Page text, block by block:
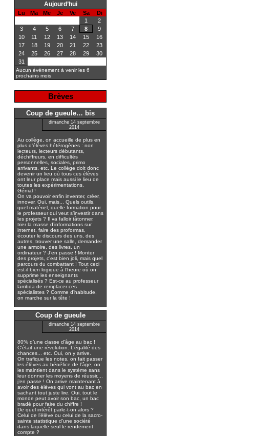
Aujourd’hui
Lu Ma Me Je Ve Sa
Di
1
2
3
4 5 6 7 8
9
10
11 12 13 14 15
16
17
18 19 20 21 22
23
24
25 26 27 28 29
30
31
Aucun évènement à venir les 6
prochains mois
Brèves
Coup de gueule… bis
dimanche 14 septembre
2014
Au collège, on accueille de plus en
plus d’élèves hétérogènes : non
lecteurs, lecteurs débutants,
déchiffreurs, en difficultés
personnelles, sociales, primo
arrivants, etc. Le collège doit donc
devenir un lieu où tous ces élèves
ont leur place mais aussi le lieu de
toutes les expérimentations.
Génial !
On va pouvoir enfin inventer, créer,
innover. Oui, mais... Quels outils,
quel matériel, quelle formation pour
le professeur qui veut s’investir dans
les projets ? Il va falloir tâtonner,
trier la masse d’informations sur
internet, faire des proformas,
écouter le discours des uns, des
autres, trouver une salle, demander
une armoire, des livres, un
ordinateur ? J’en passe ! Monter
des projets, c’est bien joli, mais quel
parcours du combattant ! Tout ceci
est-il bien logique à l’heure où on
supprime les enseignants
spécialisés ? Est-ce au professeur
lambda de remplacer ces
spécialistes ? Comme d’habitude,
on marche sur la tête !
Coup de gueule
dimanche 14 septembre
2014
80% d’une classe d’âge au bac !
C’était une révolution. L’égalité des
chances... etc. Oui, on y arrive.
On trafique les notes, on fait passer
les élèves au bénéfice de l’âge, on
les maintient dans le système sans
leur donner les moyens de réussir....
j’en passe ! On arrive maintenant à
avoir des élèves qui vont au bac en
sachant tout juste lire. Oui, tout le
monde peut avoir son bac, un bac
bradé pour faire du chiffre !
De quel intérêt parle-t-on alors ?
Celui de l’élève ou celui de la sacro-
sainte statistique d’une société
dans laquelle seul le rendement
compte ?